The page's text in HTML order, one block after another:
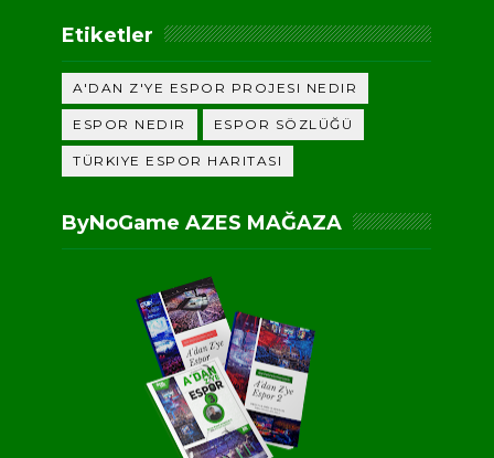
Etiketler
A'DAN Z'YE ESPOR PROJESI NEDIR
ESPOR NEDIR ESPOR SÖZLÜĞÜ
TÜRKIYE ESPOR HARITASI
ByNoGame AZES MAĞAZA